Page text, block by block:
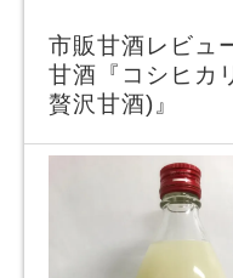
市販甘酒レビュ
甘酒『コシヒカ
贅沢甘酒)』